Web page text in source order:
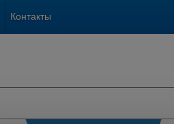
Контакты